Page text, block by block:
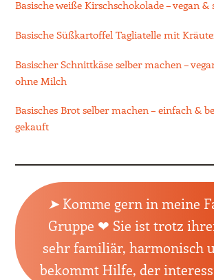
Basische weiße Kirschschokolade – vegan &
Basische Süßkartoffel Tagliatelle mit
Basischer Schnittkäse selber machen –
ohne Milch
Basisches Brot selber machen – einfach &
gekauft
➤Komme gern in meine
Gruppe ❤ Sie ist trotz
sehr familiär, harmonisch
bekommt Hilfe, der